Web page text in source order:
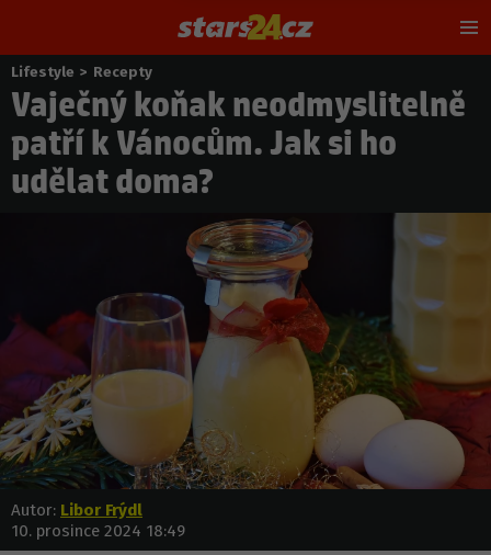
Nacházíte
se
zde:
Lifestyle > Recepty
Vaječný koňak neodmyslitelně
patří k Vánocům. Jak si ho
udělat doma?
Autor: Libor Frýdl
10. prosince 2024 18:49